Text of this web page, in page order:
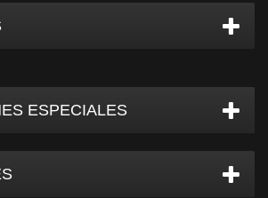
ESPECIALES